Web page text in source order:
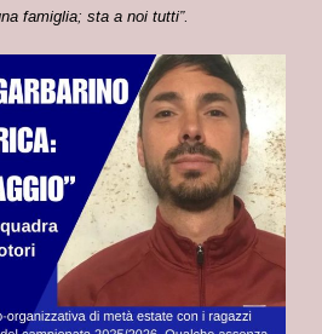
famiglia; sta a noi tutti”.